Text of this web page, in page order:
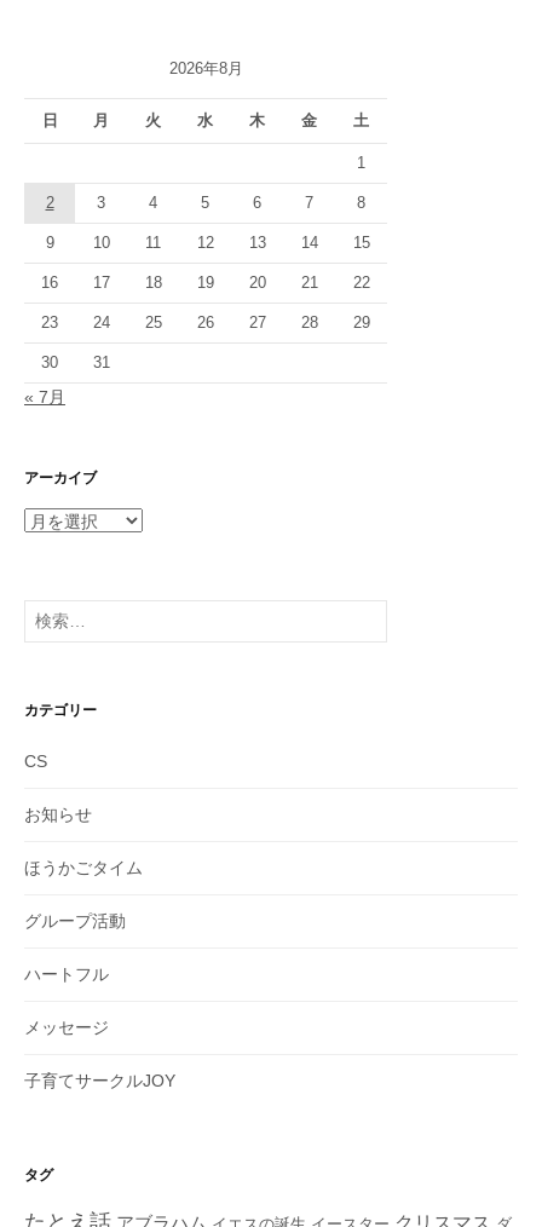
2026年8月
日 月 火 水 木 金 土
1
2 3 4 5 6 7 8
9 10 11 12 13 14 15
16 17 18 19 20 21 22
23 24 25 26 27 28 29
30 31
« 7月
アーカイブ
ア
イ
ブ
検
索:
カテゴリー
CS
お知らせ
ほうかごタイム
グループ活動
ハートフル
メッセージ
子育てサークルJOY
タグ
たとえ話 アブラハム クリスマス